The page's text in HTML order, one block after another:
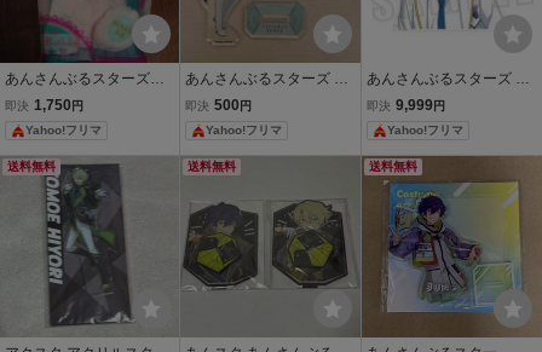
あんさんぶるスターズ！
バースデーベア 葵ひ
なた 未開封 ぬいぐるみ
即決 1,750 円
Yahoo!フリマ
あんさんぶるスターズ あ
んスタ 巴日和 アクリルス
タンド アクスタ
即決 500 円
Yahoo!フリマ
あんさんぶるスターズ あ
んスタ 漣ジュン アクリル
スタンド アクスタ
即決 9,999円
Yahoo!フリマ
送料無料 送料無料 送料無料